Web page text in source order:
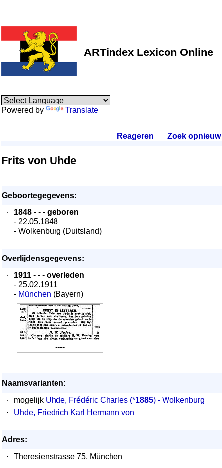
ARTindex Lexicon Online
Powered by Translate
Reageren Zoek opnieuw.
Frits von Uhde
Geboortegegevens:
·
1848 - - - geboren
- 22.05.1848
- Wolkenburg (Duitsland)
Overlijdensgegevens:
·
1911 - - - overleden
- 25.02.1911
- München (Bayern)
----
Naamsvarianten:
·
mogelijk Uhde, Frédéric Charles (*1885) - Wolkenburg
·
Uhde, Friedrich Karl Hermann von
Adres:
·
Theresienstrasse 75, München